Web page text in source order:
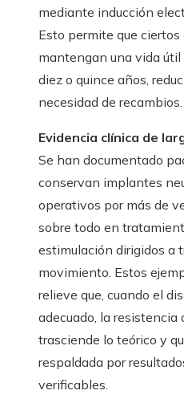
mediante inducción
Esto permite que
mantengan una vida útil
diez o quince años,
necesidad de recambios.
Evidencia clínica de
Se han documentado
conservan implantes
operativos por más de
sobre todo en
estimulación dirigidos a
movimiento. Estos
relieve que, cuando el
adecuado, la resistencia
trasciende lo teórico y
respaldada por
verificables.